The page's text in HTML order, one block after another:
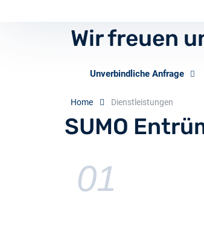
Wir freuen
Unverbindliche Anfrage
Home Dienstleistungen
SUMO
01